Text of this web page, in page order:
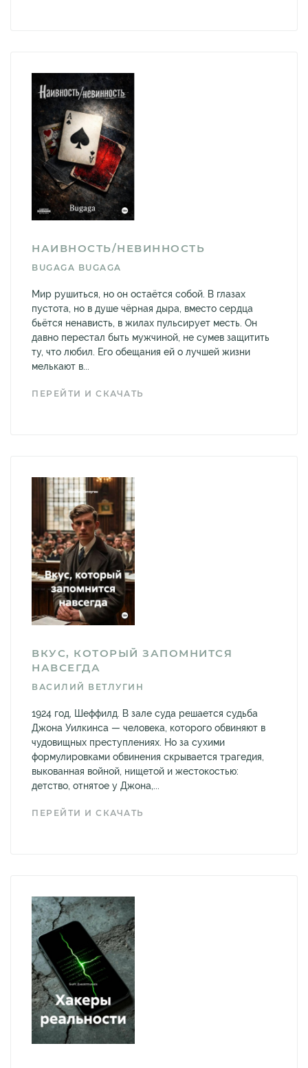
НАИВНОСТЬ/НЕВИННОСТЬ
BUGAGA BUGAGA
Мир рушиться, но он остаётся собой. В глазах
пустота, но в душе чёрная дыра, вместо сердца
бьётся ненависть, в жилах пульсирует месть. Он
давно перестал быть мужчиной, не сумев защитить
ту, что любил. Его обещания ей о лучшей жизни
мелькают в...
ПЕРЕЙТИ И СКАЧАТЬ
ВКУС, КОТОРЫЙ ЗАПОМНИТСЯ
НАВСЕГДА
ВАСИЛИЙ ВЕТЛУГИН
1924 год, Шеффилд. В зале суда решается судьба
Джона Уилкинса — человека, которого обвиняют в
чудовищных преступлениях. Но за сухими
формулировками обвинения скрывается трагедия,
выкованная войной, нищетой и жестокостью:
детство, отнятое у Джона,...
ПЕРЕЙТИ И СКАЧАТЬ